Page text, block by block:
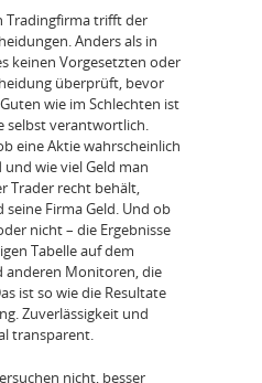
Tradingfirma trifft der
Anders als in
keinen Vorgesetzten oder
überprüft, bevor
wie im Schlechten ist
selbst verantwortlich.
eine Aktie wahrscheinlich
wie viel Geld man
Trader recht behält,
Firma Geld. Und ob
nicht – die Ergebnisse
Tabelle auf dem
anderen Monitoren, die
ist so wie die Resultate
Zuverlässigkeit und
transparent.
nicht, besser